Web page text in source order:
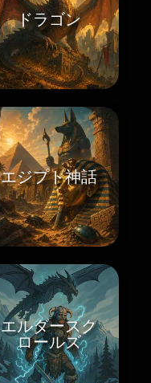
ドラゴン
エジプト神話
エルダースク
ロールズ